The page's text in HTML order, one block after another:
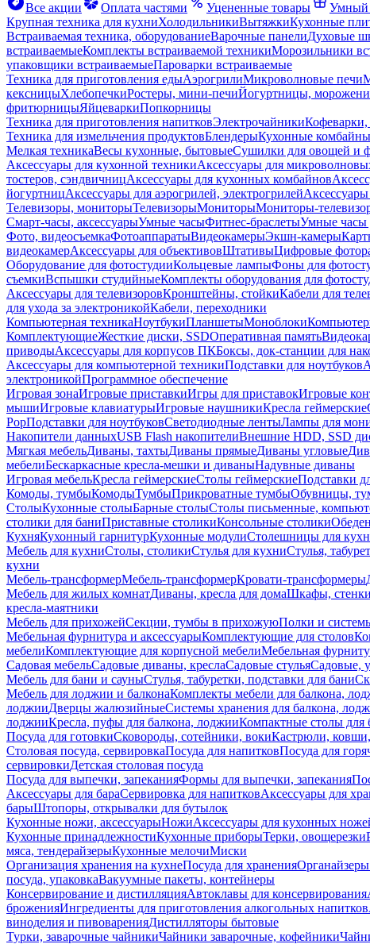
Все акции
Оплата частями Уцененные товары Умный
Крупная техника для кухниХолодильникиВытяжкиКухонные
Встраиваемая техника, оборудованиеВарочные панелиДуховые
встраиваемыеКомплекты встраиваемой техникиМорозильники
упаковщики встраиваемыеПароварки встраиваемые
Техника для приготовления едыАэрогрилиМикроволновые печи
кексницыХлебопечкиРостеры, мини-печиЙогуртницы,
фритюрницыЯйцеваркиПопкорницы
Техника для приготовления напитковЭлектрочайники
Техника для измельчения продуктовБлендерыКухонные
Мелкая техникаВесы кухонные, бытовыеСушилки для овощей и
Аксессуары для кухонной техникиАксессуары для
тостеров, сэндвичницАксессуары для кухонных комбайнов
йогуртницАксессуары для аэрогрилей, электрогрилей
Телевизоры, мониторыТелевизорыМониторыМониторы-
Смарт-часы, аксессуарыУмные часыФитнес-браслетыУмные часы
Фото, видеосъемкаФотоаппаратыВидеокамерыЭкшн-камеры
видеокамерАксессуары для объективовШтативыЦифровые
Оборудование для фотостудииКольцевые лампыФоны для
съемкиВспышки студийныеКомплекты оборудования для
Аксессуары для телевизоровКронштейны, стойкиКабели для
для ухода за электроникойКабели, переходники
Компьютерная техникаНоутбукиПланшетыМоноблоки
КомплектующиеЖесткие диски, SSDОперативная память
приводыАксессуары для корпусов ПКБоксы, док-станции для
Аксессуары для компьютерной техникиПодставки для ноутбуков
электроникойПрограммное обеспечение
Игровая зонаИгровые приставкиИгры для приставокИгровые
мышиИгровые клавиатурыИгровые наушникиКресла геймерские
PopПодставки для ноутбуковСветодиодные лентыЛампы для
Накопители данныхUSB Flash накопителиВнешние HDD, SSD
Мягкая мебельДиваны, тахтыДиваны прямыеДиваны угловые
мебелиБескаркасные кресла-мешки и диваныНадувные диваны
Игровая мебельКресла геймерскиеСтолы геймерскиеПодставки
Комоды, тумбыКомодыТумбыПрикроватные тумбыОбувницы,
СтолыКухонные столыБарные столыСтолы письменные,
столики для баниПриставные столикиКонсольные столики
КухняКухонный гарнитурКухонные модулиСтолешницы для
Мебель для кухниСтолы, столикиСтулья для кухниСтулья,
кухни
Мебель-трансформерМебель-трансформерКровати-трансформеры
Мебель для жилых комнатДиваны, кресла для домаШкафы,
кресла-маятники
Мебель для прихожейСекции, тумбы в прихожуюПолки и
Мебельная фурнитура и аксессуарыКомплектующие для столов
мебелиКомплектующие для корпусной мебелиМебельная
Садовая мебельСадовые диваны, креслаСадовые стульяСадовые,
Мебель для бани и сауныСтулья, табуретки, подставки для бани
Мебель для лоджии и балконаКомплекты мебели для балкона,
лоджииДверцы жалюзийныеСистемы хранения для балкона,
лоджииКресла, пуфы для балкона, лоджииКомпактные столы для
Посуда для готовкиСковороды, сотейники, вокиКастрюли,
Столовая посуда, сервировкаПосуда для напитковПосуда для
сервировкиДетская столовая посуда
Посуда для выпечки, запеканияФормы для выпечки, запекания
Аксессуары для бараСервировка для напитковАксессуары для
барыШтопоры, открывалки для бутылок
Кухонные ножи, аксессуарыНожиАксессуары для кухонных
Кухонные принадлежностиКухонные приборыТерки, овощерезки
мяса, тендерайзерыКухонные мелочиМиски
Организация хранения на кухнеПосуда для хранения
посуда, упаковкаВакуумные пакеты, контейнеры
Консервирование и дистилляцияАвтоклавы для консервирования
броженияИнгредиенты для приготовления алкогольных напитков
виноделия и пивоваренияДистилляторы бытовые
Турки, заварочные чайникиЧайники заварочные, кофейники